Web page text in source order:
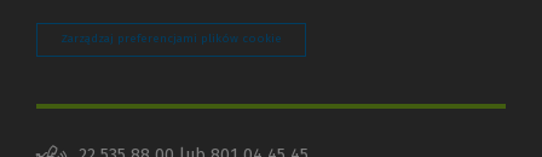
Zarządzaj preferencjami plików cookie